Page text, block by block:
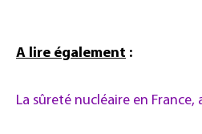
A lire également :
La sûreté nucléaire en